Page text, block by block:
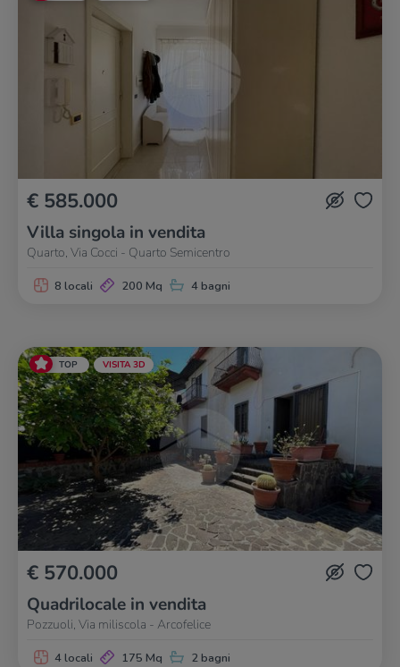
€ 585.000
Villa singola in vendita
Quarto, Via Cocci - Quarto Semicentro
8 locali 200 Mq 4 bagni
TOP VISITA 3D
€ 570.000
Quadrilocale in vendita
Pozzuoli, Via miliscola - Arcofelice
4 locali 175 Mq 2 bagni